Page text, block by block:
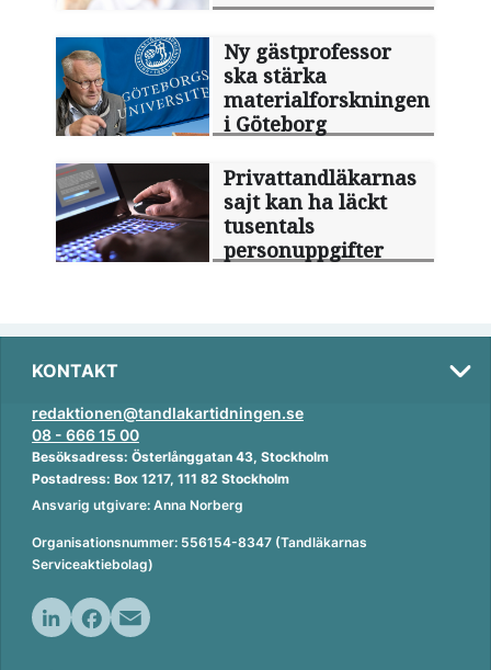
Ny gästprofessor
ska stärka
materialforskningen
i Göteborg
Privattandläkarnas
sajt kan ha läckt
tusentals
personuppgifter
KONTAKT
redaktionen@tandlakartidningen.se
08 - 666 15 00
Besöksadress: Österlånggatan 43, Stockholm
Postadress: Box 1217, 111 82 Stockholm
Ansvarig utgivare: Anna Norberg
Organisationsnummer: 556154-8347 (Tandläkarnas
Serviceaktiebolag)